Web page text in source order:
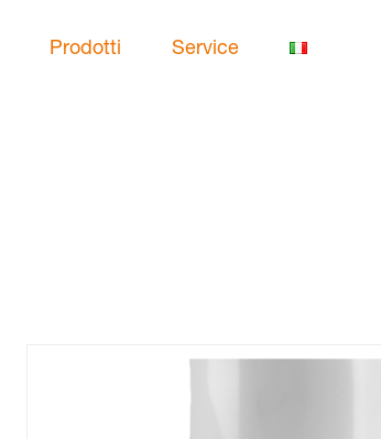
Prodotti Service